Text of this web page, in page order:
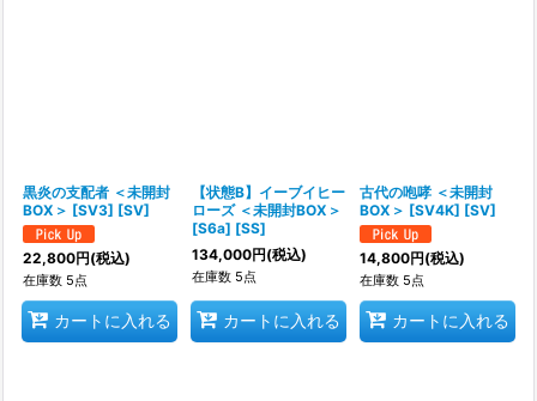
黒炎の支配者 ＜未開封
BOX＞ [SV3] [SV]
22,800円(税込)
在庫数 5点
カートに入れる
【状態B】イーブイヒー
ローズ ＜未開封BOX＞
[S6a] [SS]
134,000円(税込)
在庫数 5点
カートに入れる
古代の咆哮 ＜未開封
BOX＞ [SV4K] [SV]
14,800円(税込)
在庫数 5点
カートに入れる